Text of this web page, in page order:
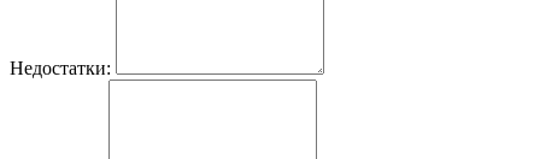
Недостатки: